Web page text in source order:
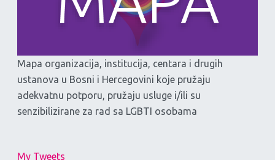
Mapa organizacija, institucija, centara i drugih
ustanova u Bosni i Hercegovini koje pružaju
adekvatnu potporu, pružaju usluge i/ili su
senzibilizirane za rad sa LGBTI osobama
My Tweets